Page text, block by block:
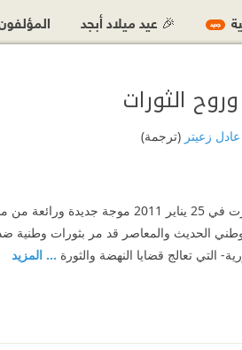
الثورات
عادل زعيتر(ترجمة)
تعد الثورة المصرية التي تفجرت في 25
الحديث والمعاصر قد مر بثورات وطنية ضد
التي تعالج قضايا النهضة والثورة ... المزيد
جديد 🎉 عيد ميلاد أبجد